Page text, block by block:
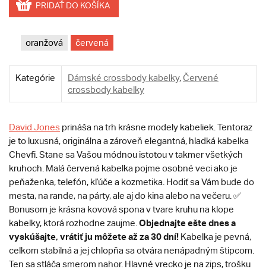
PRIDAŤ DO KOŠÍKA
oranžová červená
Kategórie Dámské crossbody kabelky,Červené
crossbody kabelky
David Jones prináša na trh krásne modely kabeliek. Tentoraz
je to luxusná, originálna a zároveň elegantná, hladká kabelka
Chevfi. Stane sa Vašou módnou istotou v takmer všetkých
kruhoch. Malá červená kabelka pojme osobné veci ako je
peňaženka, telefón, kľúče a kozmetika. Hodiť sa Vám bude do
mesta, na rande, na párty, ale aj do kina alebo na večeru. ✅
Bonusom je krásna kovová spona v tvare kruhu na klope
kabelky, ktorá rozhodne zaujme. Objednajte ešte dnes a
vyskúšajte, vrátiť ju môžete až za 30 dní! Kabelka je pevná,
celkom stabilná a jej chlopňa sa otvára nenápadným štipcom.
Ten sa stláča smerom nahor. Hlavné vrecko je na zips, trošku